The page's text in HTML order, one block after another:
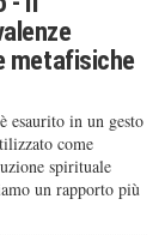
metafisiche
esaurito in un gesto
come
spirituale
un rapporto più